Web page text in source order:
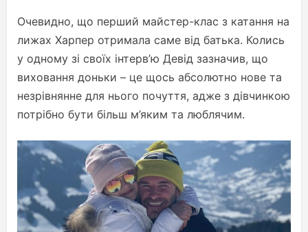
Очевидно, що перший майстер-клас з катання на
лижах Харпер отримала саме від батька. Колись
у одному зі своїх інтерв’ю Девід зазначив, що
виховання доньки – це щось абсолютно нове та
незрівнянне для нього почуття, адже з дівчинкою
потрібно бути більш м’яким та люблячим.